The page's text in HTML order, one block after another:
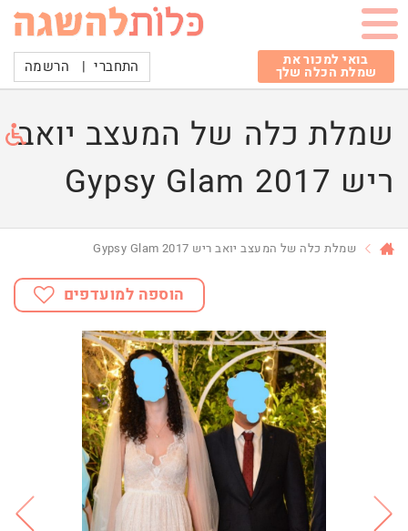
בואי למכור את
שמלת הכלה שלך התחברי | הרשמה
שמלת כלה של המעצב יואב
ריש 2017 Gypsy Glam
שמלת כלה של המעצב יואב ריש 2017 Gypsy Glam
הוספה למועדפים